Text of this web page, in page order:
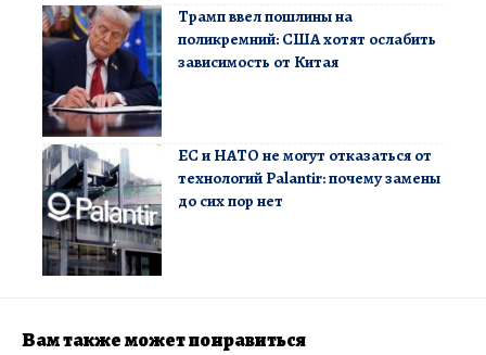
Трамп ввел пошлины на
поликремний: США хотят ослабить
зависимость от Китая
ЕС и НАТО не могут отказаться от
технологий Palantir: почему замены
до сих пор нет
Вам также может понравиться